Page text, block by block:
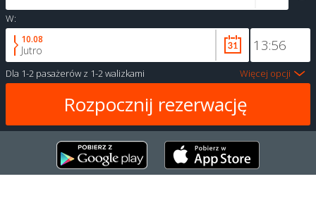
W:
10.08
Jutro
Dla 1-2 pasażerów z 1-2 walizkami Więcej opcji